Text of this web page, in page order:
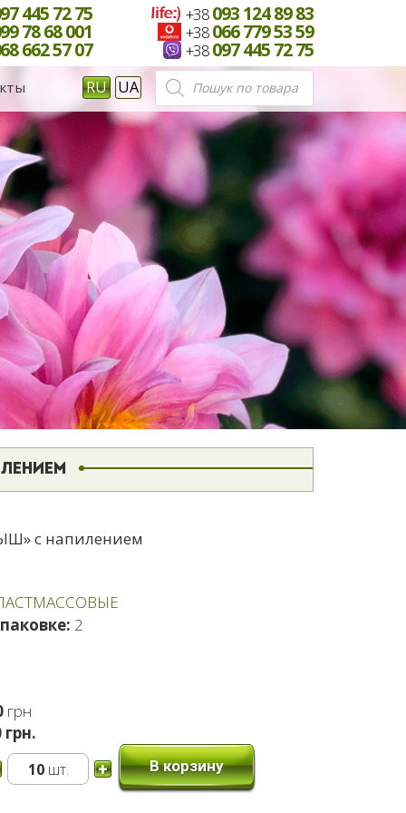
445 72 75 +38093 124 89 83
78 68 001 +38066 779 53 59
662 57 07 +38097 445 72 75
RU UA Поиск
товаров
с напилением
2
грн
грн.
10шт. В корзину